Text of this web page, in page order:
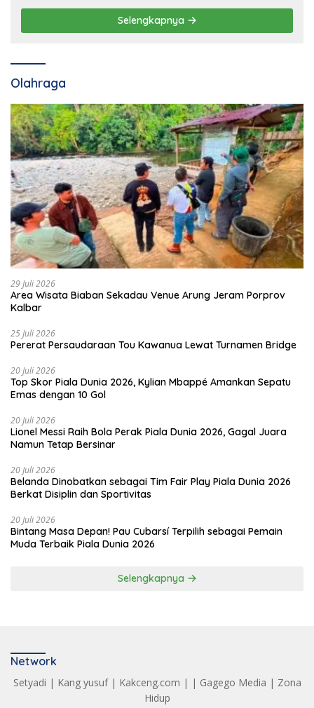
Selengkapnya
Olahraga
29 Juli 2026
Area Wisata Biaban Sekadau Venue Arung Jeram Porprov
Kalbar
25 Juli 2026
Pererat Persaudaraan Tou Kawanua Lewat Turnamen Bridge
20 Juli 2026
Top Skor Piala Dunia 2026, Kylian Mbappé Amankan Sepatu
Emas dengan 10 Gol
20 Juli 2026
Lionel Messi Raih Bola Perak Piala Dunia 2026, Gagal Juara
Namun Tetap Bersinar
20 Juli 2026
Belanda Dinobatkan sebagai Tim Fair Play Piala Dunia 2026
Berkat Disiplin dan Sportivitas
20 Juli 2026
Bintang Masa Depan! Pau Cubarsí Terpilih sebagai Pemain
Muda Terbaik Piala Dunia 2026
Selengkapnya
Network
Setyadi | Kang yusuf| Kakceng.com | | Gagego Media | Zona
Hidup